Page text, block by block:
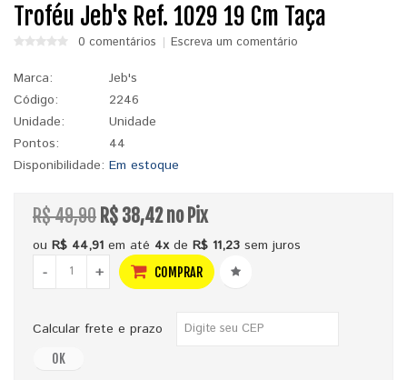
Troféu Jeb's Ref. 1029 19 Cm Taça
0 comentários Escreva um comentário
Marca:
Jeb's
Código:
2246
Unidade:
Unidade
Pontos:
44
Disponibilidade: Em estoque
R$ 49,90 R$ 38,42 no Pix
ou R$ 44,91 em até 4xde R$ 11,23 sem juros
-
+ COMPRAR
Calcular frete e prazo
OK